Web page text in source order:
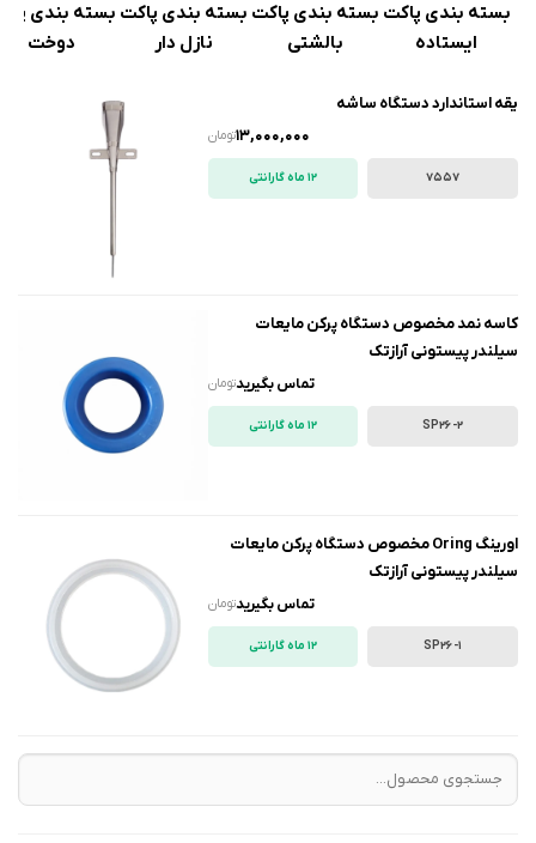
بسته بندی پاکت
ایستاده
بسته بندی پاکت
بالشتی
بسته بندی پاکت
نازل دار
بسته بندی
دوخت
یقه استاندارد دستگاه ساشه
تومان13,000,000
7557 12 ماه گارانتی
کاسه نمد مخصوص دستگاه پرکن مایعات
سیلندر پیستونی آرازتک
تومانتماس بگیرید
SP26-2 12 ماه گارانتی
اورینگ Oring مخصوص دستگاه پرکن مایعات
سیلندر پیستونی آرازتک
تومانتماس بگیرید
SP26-1 12 ماه گارانتی